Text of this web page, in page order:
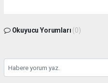
Okuyucu Yorumları (0)